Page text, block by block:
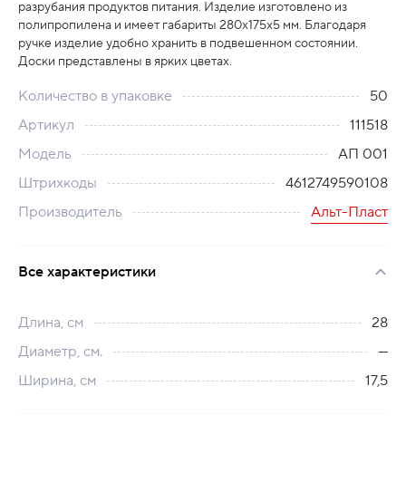
разрубания продуктов питания. Изделие изготовлено из
полипропилена и имеет габариты 280х175х5 мм. Благодаря
ручке изделие удобно хранить в подвешенном состоянии.
Доски представлены в ярких цветах.
Количество в упаковке
50
Артикул
111518
Модель
АП 001
Штрихкоды
4612749590108
Производитель
Альт-Пласт
Все характеристики
Длина, см
28
Диаметр, см.
---
Ширина, см
17,5